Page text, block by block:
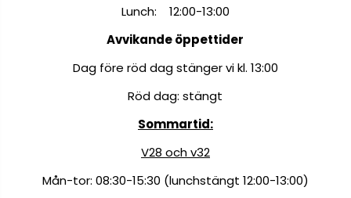
Lunch: 12:00-13:00
Avvikande öppettider
Dag före röd dag stänger vi kl. 13:00
Röd dag: stängt
Sommartid:
V28 och v32
Mån-tor: 08:30-15:30 (lunchstängt 12:00-13:00)